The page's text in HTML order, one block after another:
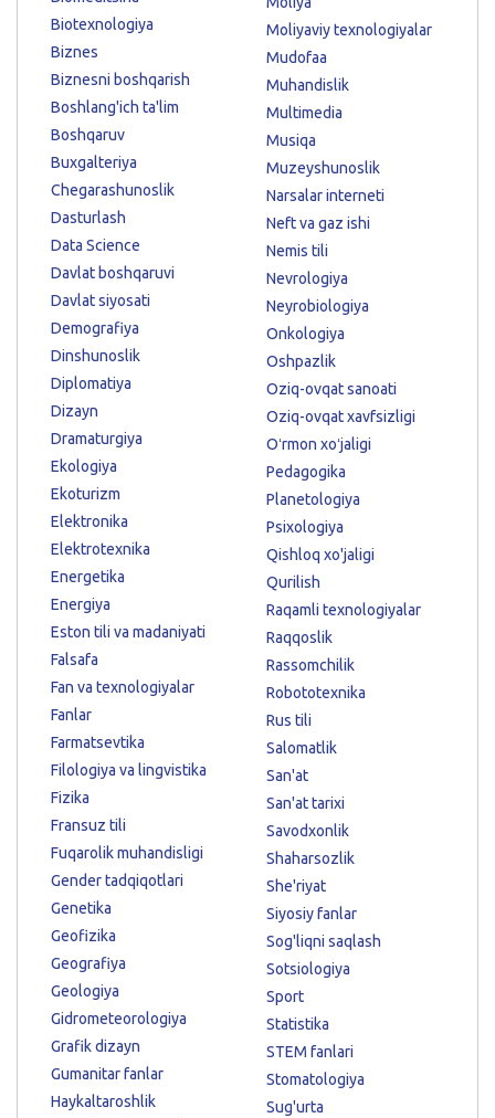
Biotexnologiya
Biznes
Biznesni boshqarish
Boshlang'ich ta'lim
Boshqaruv
Buxgalteriya
Chegarashunoslik
Dasturlash
Data Science
Davlat boshqaruvi
Davlat siyosati
Demografiya
Dinshunoslik
Diplomatiya
Dizayn
Dramaturgiya
Ekologiya
Ekoturizm
Elektronika
Elektrotexnika
Energetika
Energiya
Eston tili va madaniyati
Falsafa
Fan va texnologiyalar
Fanlar
Farmatsevtika
Filologiya va lingvistika
Fizika
Fransuz tili
Fuqarolik muhandisligi
Gender tadqiqotlari
Genetika
Geofizika
Geografiya
Geologiya
Gidrometeorologiya
Grafik dizayn
Gumanitar fanlar
Haykaltaroshlik
Moliyaviy texnologiyalar
Mudofaa
Muhandislik
Multimedia
Musiqa
Muzeyshunoslik
Narsalar interneti
Neft va gaz ishi
Nemis tili
Nevrologiya
Neyrobiologiya
Onkologiya
Oshpazlik
Oziq-ovqat sanoati
Oziq-ovqat xavfsizligi
Oʻrmon xoʻjaligi
Pedagogika
Planetologiya
Psixologiya
Qishloq xo'jaligi
Qurilish
Raqamli texnologiyalar
Raqqoslik
Rassomchilik
Robototexnika
Rus tili
Salomatlik
San'at
San'at tarixi
Savodxonlik
Shaharsozlik
She'riyat
Siyosiy fanlar
Sog'liqni saqlash
Sotsiologiya
Sport
Statistika
STEM fanlari
Stomatologiya
Sug'urta